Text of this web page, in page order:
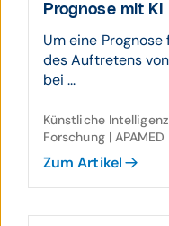
Prog­nose mit KI
Um eine
des Auftretens
bei ...
Künstliche
Forschung |
Zum Artikel